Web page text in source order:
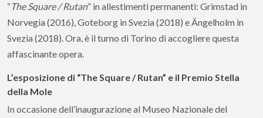
“The Square / Rutan” in allestimenti permanenti: Grimstad in
Norvegia (2016), Goteborg in Svezia (2018) e Ängelholm in
Svezia (2018). Ora, è il turno di Torino di accogliere questa
affascinante opera.
L’esposizione di “The Square / Rutan” e il Premio Stella
della Mole
In occasione dell’inaugurazione al Museo Nazionale del